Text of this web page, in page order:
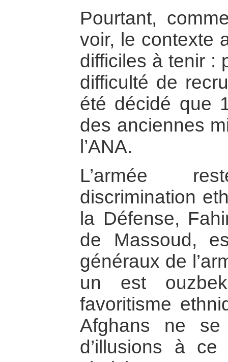
Pourtant,
voir, le contexte
difficiles à tenir :
difficulté de
été décidé que
des anciennes
l’ANA.
L’armée
discrimination
la Défense,
de Massoud,
généraux de
un est
favoritisme
Afghans ne
d’illusions à